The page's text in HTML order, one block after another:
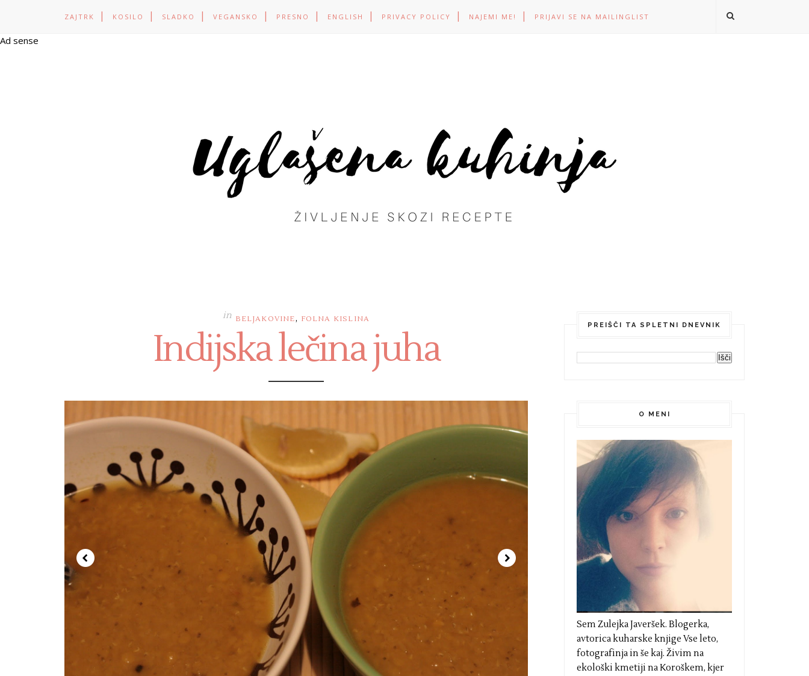
ZAJTRK KOSILO SLADKO VEGANSKO PRESNO ENGLISH PRIVACY POLICY NAJEMI ME! PRIJAVI SE NA MAILINGLIST
Ad sense
in BELJAKOVINE, FOLNA KISLINA
Indijska lečina juha
PREIŠČI TA SPLETNI DNEVNIK
O MENI
Sem Zulejka Javeršek. Blogerka,
avtorica kuharske knjige Vse leto,
fotografinja in še kaj. Živim na
ekološki kmetiji na Koroškem, kjer